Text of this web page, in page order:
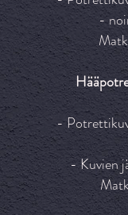
-
-
- Kuvien